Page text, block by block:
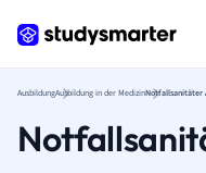
AusbildungAusbildung in der MedizinNotfallsanitäter